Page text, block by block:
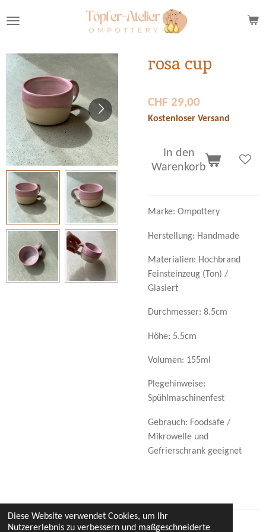
Diese Website verwendet Cookies, um Ihr
Nutzererlebnis zu verbessern und maßgeschneiderte
Hauptinhalt
rosa cup
CHF 29,00
Kostenloser Versand
In den
Warenkorb
Marke: Ompottery
Herstellung: Handmade
Materialien: Hochbrand
Feinsteinzeug (Ton) /
Glasiert
Durchmesser: 8.5cm
Höhe: 5.5cm
Volumen: 155ml
Plegehinweise:
Spühlmaschinenfest
Gebrauch: Foodsafe /
Mikrowelle und
Gefrierschrank geeignet
© 2023 - 2026 ompottery